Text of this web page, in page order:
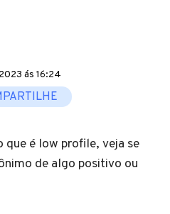
ás 16:24
que é low profile, veja se
de algo positivo ou